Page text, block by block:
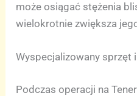
może osiągać stężenia
wielokrotnie zwiększa
Wyspecjalizowany sprzęt
Podczas operacji na